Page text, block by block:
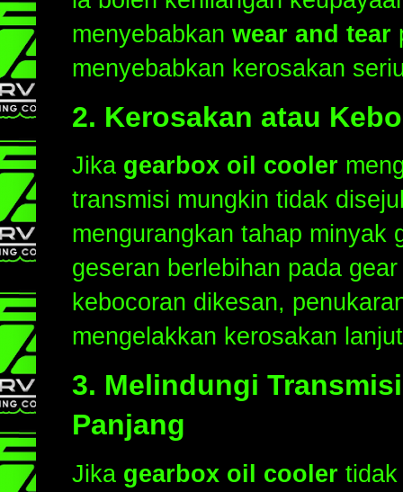
menyebabkan wear and tear
menyebabkan kerosakan
2. Kerosakan atau
Jika gearbox oil cooler
transmisi mungkin tidak
mengurangkan tahap minyak
geseran berlebihan pada
kebocoran dikesan,
mengelakkan kerosakan
3. Melindungi
Panjang
Jika gearbox oil cooler